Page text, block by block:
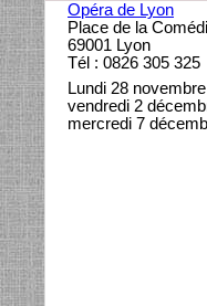
Opéra de Lyon
Place de la
69001 Lyon
Tél : 0826 305 325
Lundi 28
vendredi 2
mercredi 7